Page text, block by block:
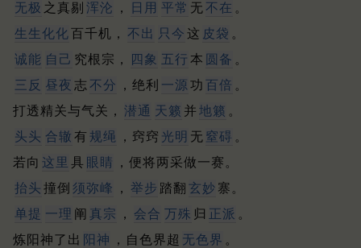
无极 之真剔 浑沦 ， 日用 平常 无 不在 。
生生化化百千机， 不出 只今 这 皮袋 。
诚能 自己 究根宗， 四象 五行 本 圆备 。
三反 昼夜 志 不分 ，绝利 一源 功 百倍 。
打透精关与气关， 潜通 天籁 并 地籁 。
头头 合辙 有 规绳 ，窍窍 光明 无 窒碍 。
若向 这里 具 眼睛
，便将两采做一赛。
抬头 撞倒 须弥峰 ， 举步 踏翻 玄妙 寨。
单提 一理 阐 真宗 ， 会合 万殊 归 正派 。
炼阳神了出 阳神 ，自色界超 无色界 。